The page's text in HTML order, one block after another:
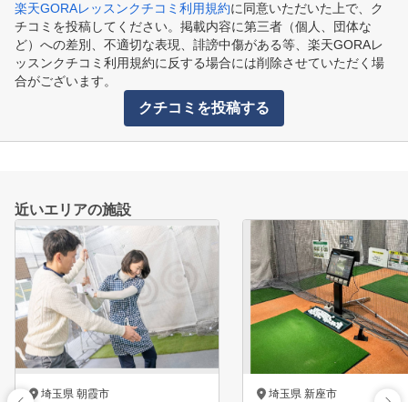
楽天GORAレッスンクチコミ利用規約に同意いただいた上で、ク
チコミを投稿してください。掲載内容に第三者（個人、団体な
ど）への差別、不適切な表現、誹謗中傷がある等、楽天GORAレ
ッスンクチコミ利用規約に反する場合には削除させていただく場
合がございます。
クチコミを投稿する
近いエリアの施設
埼玉県 朝霞市 埼玉県 新座市